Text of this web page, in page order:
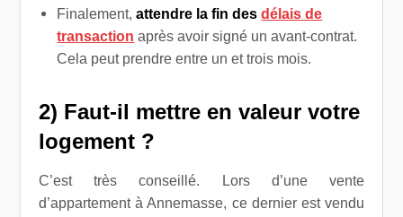
Finalement,attendre la fin desdélais de
transaction après avoir signé un avant-contrat.
Cela peut prendre entre un et trois mois.
2) Faut-il mettre en valeur votre
logement ?
C’est très conseillé. Lors d’une vente
d’appartement à Annemasse, ce dernier est vendu